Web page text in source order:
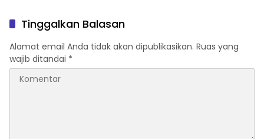
Tinggalkan Balasan
Alamat email Anda tidak akan dipublikasikan. Ruas yang
wajib ditandai *